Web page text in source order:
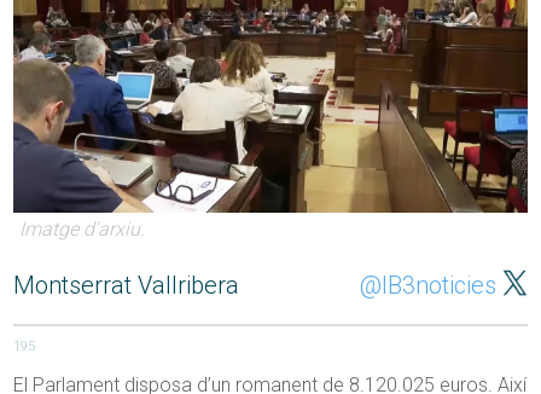
Imatge d'arxiu.
Montserrat Vallribera @IB3noticies
195
El Parlament disposa d’un romanent de 8.120.025 euros. Així